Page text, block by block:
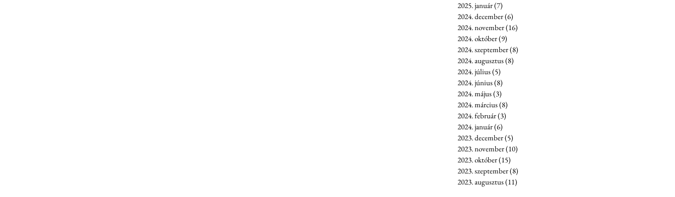
2025. január(7)
2024. december(6)
2024. november(16)
2024. október(9)
2024. szeptember(8)
2024. augusztus(8)
2024. július(5)
2024. június(8)
2024. május(3)
2024. március(8)
2024. február(3)
2024. január(6)
2023. december(5)
2023. november(10)
2023. október(15)
2023. szeptember(8)
2023. augusztus(11)